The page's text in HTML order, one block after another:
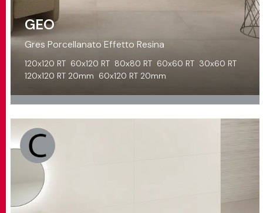
GEO
Gres Porcellanato Effetto Resina
120x120 RT 60x120 RT 80x80 RT 60x60 RT 30x60 RT
120x120 RT 20mm 60x120 RT 20mm